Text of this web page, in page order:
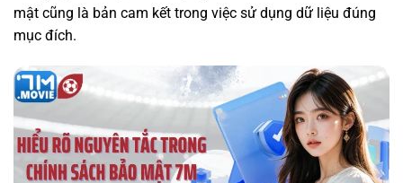
mật cũng là bản cam kết trong việc sử dụng dữ liệu đúng
mục đích.